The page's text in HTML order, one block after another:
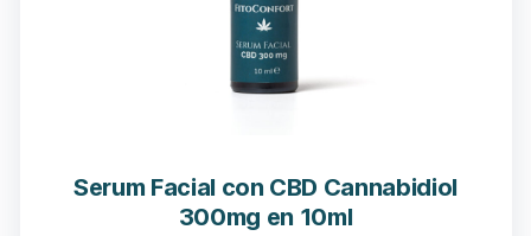
Serum Facial con CBD Cannabidiol
300mg en 10ml